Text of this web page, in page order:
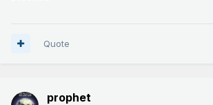
Quote
prophet